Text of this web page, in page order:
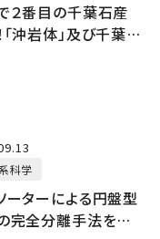
２番目の千葉石産
「沖岩体」及び千葉石
科学
ーターによる円盤型
完全分離手法を確